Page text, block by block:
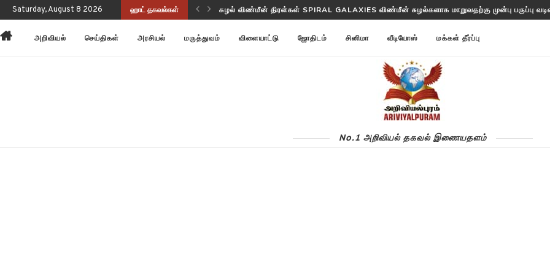
Saturday, August 8 2026 ஹாட் தகவல்கள்
வடிவத்தில் இருந்திருக்கிறது! அன்னோம் கிட்டத்தட்ட ANNOM LISTS PROTEINS 2 மில்லியன் புரதங்களை பட்டியலிடுகிறது!
அறிவியல் செய்திகள் அரசியல் மருத்துவம் விளையாட்டு ஜோதிடம் சினிமா வீடியோஸ் மக்கள் தீர்ப்பு
No.1 அறிவியல் தகவல் இணையதளம்